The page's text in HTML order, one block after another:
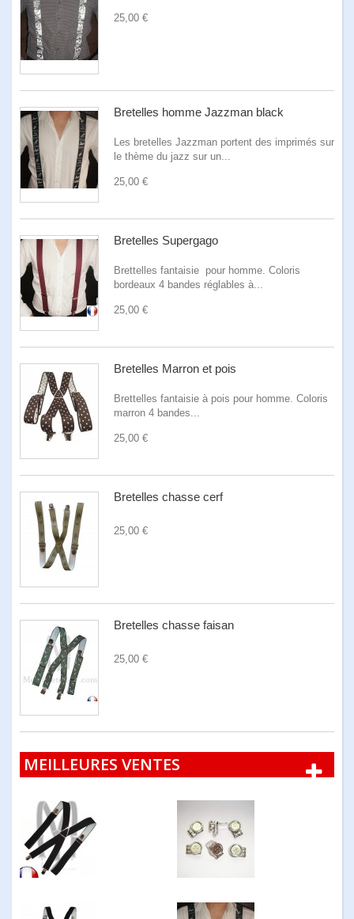
25,00 €
Bretelles homme Jazzman black
Les bretelles Jazzman portent des imprimés sur
le thème du jazz sur un...
25,00 €
Bretelles Supergago
Brettelles fantaisie pour homme. Coloris
bordeaux 4 bandes réglables à...
25,00 €
Bretelles Marron et pois
Brettelles fantaisie à pois pour homme. Coloris
marron 4 bandes...
25,00 €
Bretelles chasse cerf
25,00 €
Bretelles chasse faisan
25,00 €
MEILLEURES VENTES